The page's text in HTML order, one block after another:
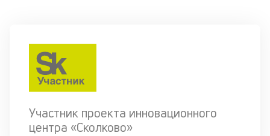
Участник проекта инновационного
центра «Сколково»